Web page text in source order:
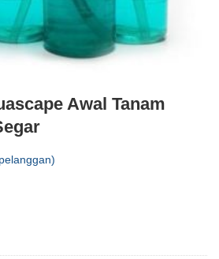
Awal Tanam